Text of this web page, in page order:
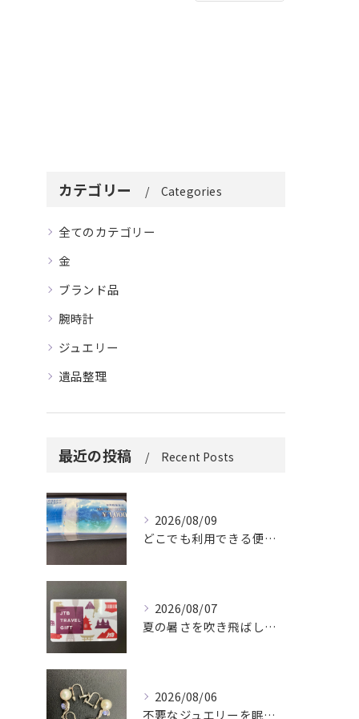
カテゴリー Categories
全てのカテゴリー
金
ブランド品
腕時計
ジュエリー
遺品整理
最近の投稿 Recent Posts
2026/08/09
どこでも利用できる便利さ。
2026/08/07
夏の暑さを吹き飛ばしに来てください。
2026/08/06
不要なジュエリーを眠らせていませんか？